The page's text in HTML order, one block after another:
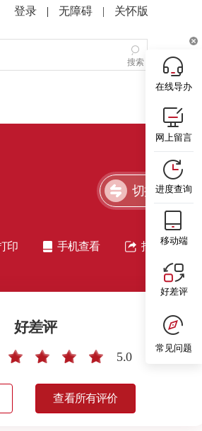
| 无障碍 | 关怀版
搜索
切换简洁版
印 手机查看 指南分享
好差评
5.0
查看所有评价
在线导办
网上留言
进度查询
移动端
好差评
常见问题